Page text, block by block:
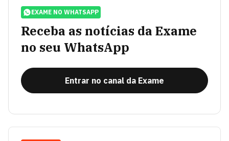
EXAME NO WHATSAPP
Receba as notícias da Exame
no seu WhatsApp
Entrar no canal da Exame